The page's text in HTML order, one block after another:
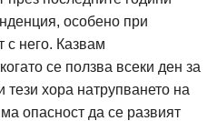
особено при
с него. Казвам
се ползва всеки ден за
хора натрупването на
опасност да се развият